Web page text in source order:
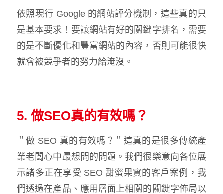
依照現行 Google 的網站評分機制，這些真的只
是基本要求！要讓網站有好的關鍵字排名，需要
的是不斷優化和豐富網站的內容，否則可能很快
就會被競爭者的努力給淹沒。
5. 做SEO真的有效嗎？
＂做 SEO 真的有效嗎？＂這真的是很多傳統產
業老闆心中最想問的問題。我們很樂意向各位展
示諸多正在享受 SEO 甜蜜果實的客戶案例，我
們透過在產品、應用層面上相關的關鍵字佈局以